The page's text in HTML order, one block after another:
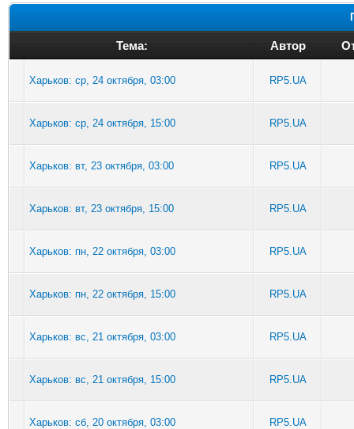
Тема: Автор
Харьков: ср, 24 октября, 03:00 RP5.UA
Харьков: ср, 24 октября, 15:00 RP5.UA
Харьков: вт, 23 октября, 03:00 RP5.UA
Харьков: вт, 23 октября, 15:00 RP5.UA
Харьков: пн, 22 октября, 03:00 RP5.UA
Харьков: пн, 22 октября, 15:00 RP5.UA
Харьков: вс, 21 октября, 03:00 RP5.UA
Харьков: вс, 21 октября, 15:00 RP5.UA
Харьков: сб, 20 октября, 03:00 RP5.UA